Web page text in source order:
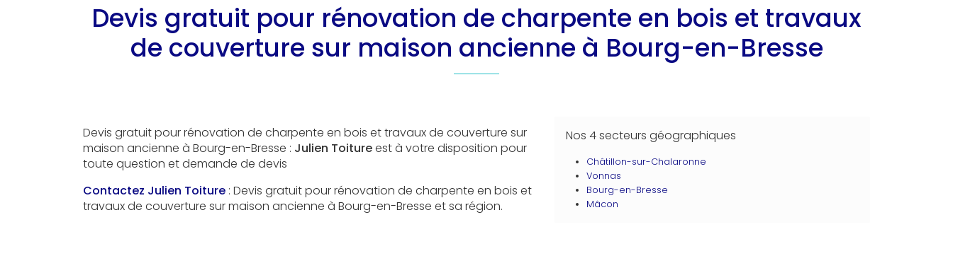
Devis gratuit pour rénovation de charpente en bois et travaux
de couverture sur maison ancienne à Bourg-en-Bresse
Devis gratuit pour rénovation de charpente en bois et travaux de couverture sur
maison ancienne à Bourg-en-Bresse : Julien Toitureest à votre disposition pour
toute question et demande de devis
Contactez Julien Toiture : Devis gratuit pour rénovation de charpente en bois et
travaux de couverture sur maison ancienne à Bourg-en-Bresse et sa région.
Nos 4 secteurs géographiques
Châtillon-sur-Chalaronne
Vonnas
Bourg-en-Bresse
Mâcon